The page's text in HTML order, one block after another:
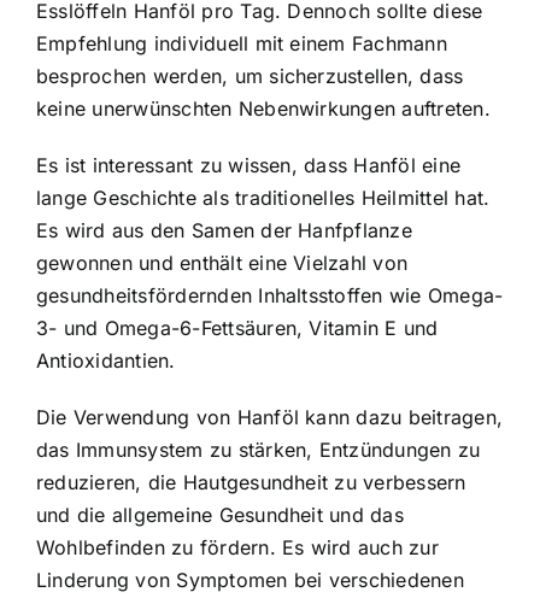
Esslöffeln Hanföl pro Tag. Dennoch sollte diese
Empfehlung individuell mit einem Fachmann
besprochen werden, um sicherzustellen, dass
keine unerwünschten Nebenwirkungen auftreten.
Es ist interessant zu wissen, dass Hanföl eine
lange Geschichte als traditionelles Heilmittel hat.
Es wird aus den Samen der Hanfpflanze
gewonnen und enthält eine Vielzahl von
gesundheitsfördernden Inhaltsstoffen wie Omega-
3- und Omega-6-Fettsäuren, Vitamin E und
Antioxidantien.
Die Verwendung von Hanföl kann dazu beitragen,
das Immunsystem zu stärken, Entzündungen zu
reduzieren, die Hautgesundheit zu verbessern
und die allgemeine Gesundheit und das
Wohlbefinden zu fördern. Es wird auch zur
Linderung von Symptomen bei verschiedenen